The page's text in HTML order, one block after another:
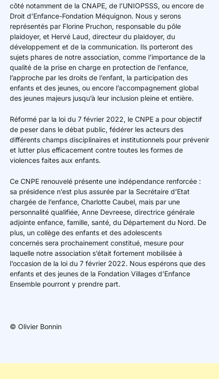
côté notamment de la CNAPE, de l’UNIOPSSS, ou encore de
Droit d’Enfance-Fondation Méquignon. Nous y serons
représentés par Florine Pruchon, responsable du pôle
plaidoyer, et Hervé Laud, directeur du plaidoyer, du
développement et de la communication. Ils porteront des
sujets phares de notre association, comme l’importance de la
qualité de la prise en charge en protection de l’enfance,
l’approche par les droits de l’enfant, la participation des
enfants et des jeunes, ou encore l’accompagnement global
des jeunes majeurs jusqu’à leur inclusion pleine et entière.
Réformé par la loi du 7 février 2022, le CNPE a pour objectif
de peser dans le débat public, fédérer les acteurs des
différents champs disciplinaires et institutionnels pour prévenir
et lutter plus efficacement contre toutes les formes de
violences faites aux enfants.
Ce CNPE renouvelé présente une indépendance renforcée :
sa présidence n’est plus assurée par la Secrétaire d’Etat
chargée de l’enfance, Charlotte Caubel, mais par une
personnalité qualifiée, Anne Devreese, directrice générale
adjointe enfance, famille, santé, du Département du Nord. De
plus, un collège des enfants et des adolescents
concernés sera prochainement constitué, mesure pour
laquelle notre association s’était fortement mobilisée à
l’occasion de la loi du 7 février 2022. Nous espérons que des
enfants et des jeunes de la Fondation Villages d’Enfance
Ensemble pourront y prendre part.
© Olivier Bonnin